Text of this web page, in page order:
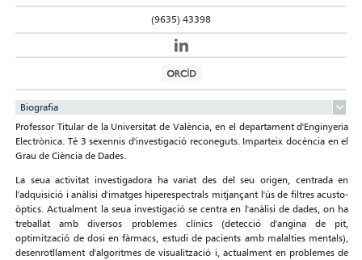
(9635) 43398
Biografia
Professor Titular de la Universitat de València, en el departament d'Enginyeria
Electrònica. Té 3 sexennis d'investigació reconeguts. Imparteix docència en el
Grau de Ciència de Dades.
La seua activitat investigadora ha variat des del seu origen, centrada en
l'adquisició i anàlisi d'imatges hiperespectrals mitjançant l'ús de filtres acusto-
òptics. Actualment la seua investigació se centra en l'anàlisi de dades, on ha
treballat amb diversos problemes clínics (detecció d'angina de pit,
optimització de dosi en fàrmacs, estudi de pacients amb malalties mentals),
desenrotllament d'algoritmes de visualització i, actualment en problemes de